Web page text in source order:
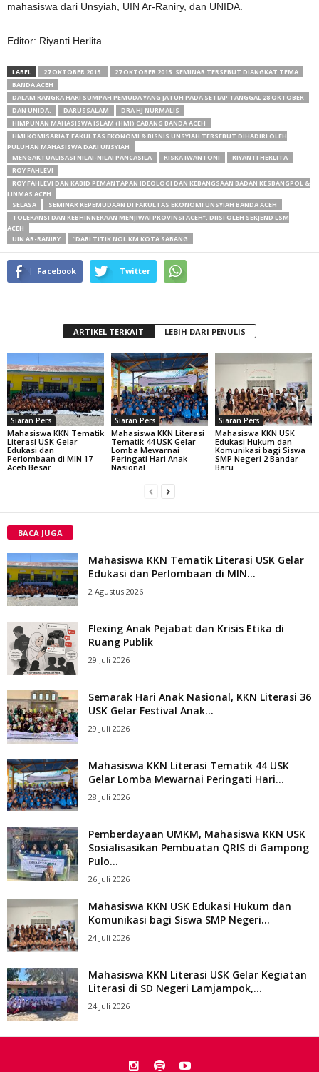
mahasiswa dari Unsyiah, UIN Ar-Raniry, dan UNIDA.
Editor: Riyanti Herlita
LABEL 27 OKTOBER 2015.
27 OKTOBER 2015. SEMINAR TERSEBUT DIANGKAT TEMA
BANDA ACEH
DALAM RANGKA HARI SUMPAH PEMUDA YANG JATUH PADA SETIAP TANGGAL 28 OKTOBER
DAN UNIDA.
DARUSSALAM
DRA HJ NURMALIS
HIMPUNAN MAHASISWA ISLAM (HMI) CABANG BANDA ACEH
HMI KOMISARIAT FAKULTAS EKONOMI & BISNIS UNSYIAH TERSEBUT DIHADIRI OLEH
PULUHAN MAHASISWA DARI UNSYIAH
MENGAKTUALISASI NILAI-NILAI PANCASILA
RISKA IWANTONI
RIYANTI HERLITA
ROY FAHLEVI
ROY FAHLEVI DAN KABID PEMANTAPAN IDEOLOGI DAN KEBANGSAAN BADAN KESBANGPOL &
LINMAS ACEH
SELASA
SEMINAR KEPEMUDAAN DI FAKULTAS EKONOMI UNSYIAH BANDA ACEH
TOLERANSI DAN KEBHINNEKAAN MENJIWAI PROVINSI ACEH”. DIISI OLEH SEKJEND LSM
ACEH
UIN AR-RANIRY
“DARI TITIK NOL KM KOTA SABANG
Facebook Twitter
ARTIKEL TERKAIT LEBIH DARI PENULIS
Siaran Pers
Mahasiswa KKN Tematik
Literasi USK Gelar
Edukasi dan
Perlombaan di MIN 17
Aceh Besar
Siaran Pers
Mahasiswa KKN Literasi
Tematik 44 USK Gelar
Lomba Mewarnai
Peringati Hari Anak
Nasional
Siaran Pers
Mahasiswa KKN USK
Edukasi Hukum dan
Komunikasi bagi Siswa
SMP Negeri 2 Bandar
Baru
BACA JUGA
Mahasiswa KKN Tematik Literasi USK Gelar
Edukasi dan Perlombaan di MIN...
2 Agustus 2026
Flexing Anak Pejabat dan Krisis Etika di
Ruang Publik
29 Juli 2026
Semarak Hari Anak Nasional, KKN Literasi 36
USK Gelar Festival Anak...
29 Juli 2026
Mahasiswa KKN Literasi Tematik 44 USK
Gelar Lomba Mewarnai Peringati Hari...
28 Juli 2026
Pemberdayaan UMKM, Mahasiswa KKN USK
Sosialisasikan Pembuatan QRIS di Gampong
Pulo...
26 Juli 2026
Mahasiswa KKN USK Edukasi Hukum dan
Komunikasi bagi Siswa SMP Negeri...
24 Juli 2026
Mahasiswa KKN Literasi USK Gelar Kegiatan
Literasi di SD Negeri Lamjampok,...
24 Juli 2026